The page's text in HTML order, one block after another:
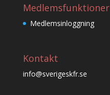
Medlemsfunktioner
Medlemsinloggning
Kontakt
info@sverigeskfr.se